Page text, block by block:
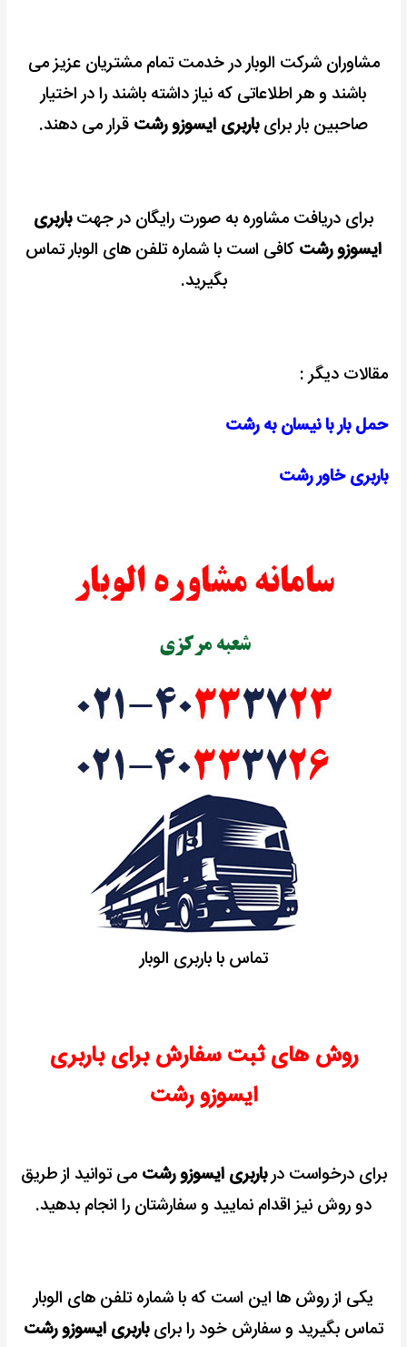
مشاوران شرکت الوبار در خدمت تمام مشتریان عزیز می
باشند و هر اطلاعاتی که نیاز داشته باشند را در اختیار
صاحبین بار برایباربری ایسوزو رشت قرار می دهند.
برای دریافت مشاوره به صورت رایگان در جهتباربری
ایسوزو رشت کافی است با شماره تلفن های الوبار تماس
بگیرید.
مقالات دیگر :
حمل بار با نیسان به رشت
باربری خاور رشت
تماس با باربری الوبار
روش های ثبت سفارش برای باربری
ایسوزو رشت
برای درخواست درباربری ایسوزو رشت می توانید از طریق
دو روش نیز اقدام نمایید و سفارشتان را انجام بدهید.
یکی از روش ها این است که با شماره تلفن های الوبار
تماس بگیرید و سفارش خود را برایباربری ایسوزو رشت